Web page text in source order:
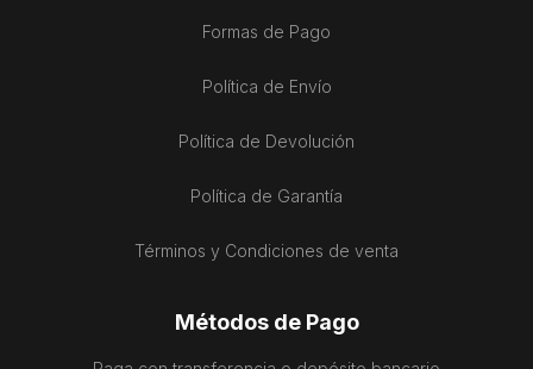
Formas de Pago
Política de Envío
Política de Devolución
Política de Garantía
Términos y Condiciones de venta
Métodos de Pago